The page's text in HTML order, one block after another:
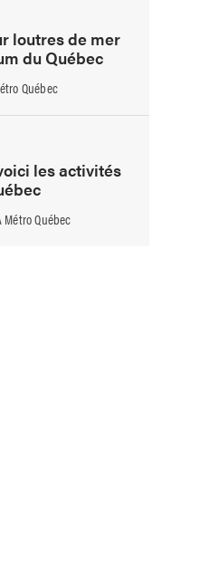
loutres de mer
du Québec
Québec
les activités
Québec